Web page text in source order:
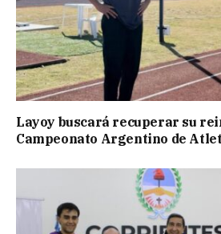
Layoy buscará recuperar su
Campeonato Argentino de